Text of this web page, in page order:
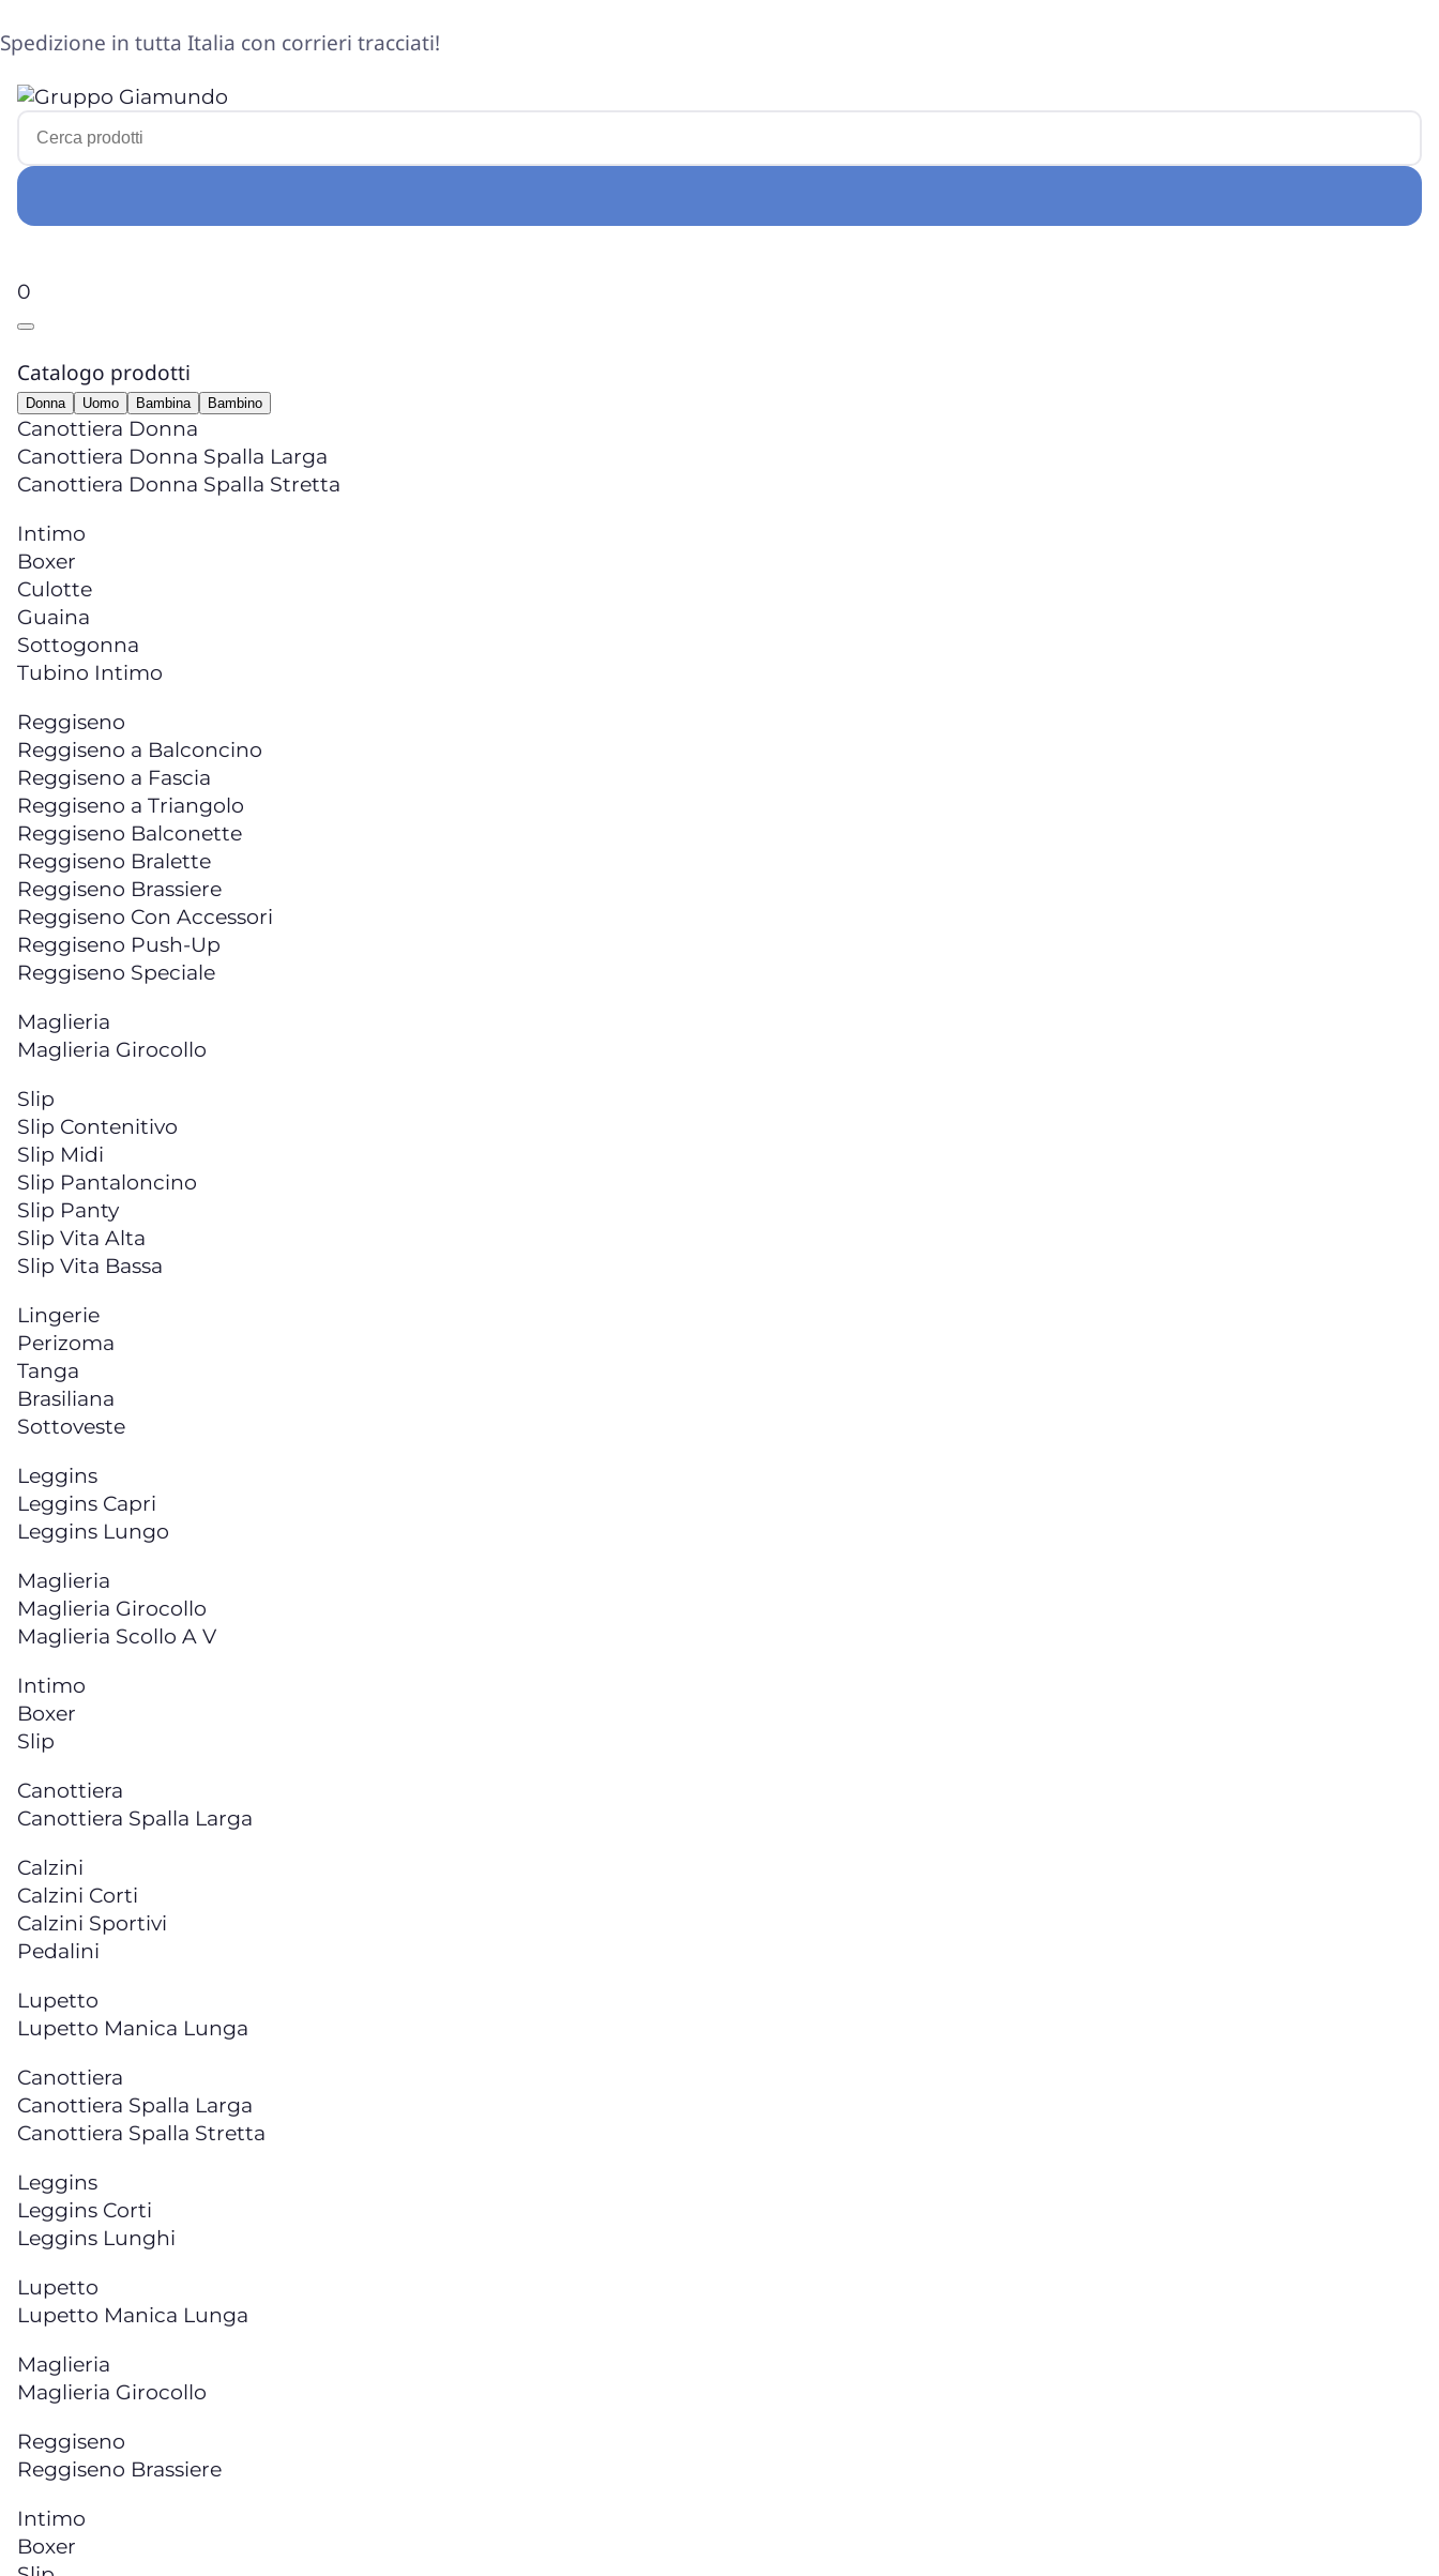
Spedizione in tutta Italia con corrieri tracciati!
0
Catalogo prodotti
Donna Uomo Bambina Bambino
Canottiera Donna
Canottiera Donna Spalla Larga
Canottiera Donna Spalla Stretta
Intimo
Boxer
Culotte
Guaina
Sottogonna
Tubino Intimo
Reggiseno
Reggiseno a Balconcino
Reggiseno a Fascia
Reggiseno a Triangolo
Reggiseno Balconette
Reggiseno Bralette
Reggiseno Brassiere
Reggiseno Con Accessori
Reggiseno Push-Up
Reggiseno Speciale
Maglieria
Maglieria Girocollo
Slip
Slip Contenitivo
Slip Midi
Slip Pantaloncino
Slip Panty
Slip Vita Alta
Slip Vita Bassa
Lingerie
Perizoma
Tanga
Brasiliana
Sottoveste
Leggins
Leggins Capri
Leggins Lungo
Maglieria
Maglieria Girocollo
Maglieria Scollo A V
Intimo
Boxer
Slip
Canottiera
Canottiera Spalla Larga
Calzini
Calzini Corti
Calzini Sportivi
Pedalini
Lupetto
Lupetto Manica Lunga
Canottiera
Canottiera Spalla Larga
Canottiera Spalla Stretta
Leggins
Leggins Corti
Leggins Lunghi
Lupetto
Lupetto Manica Lunga
Maglieria
Maglieria Girocollo
Reggiseno
Reggiseno Brassiere
Intimo
Boxer